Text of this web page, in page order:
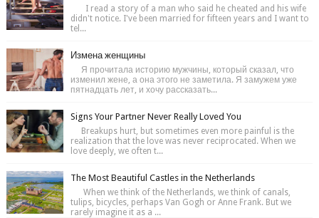
I read a story of a man who said he cheated and his wife
didn't notice. I've been married for fifteen years and I want to
tel...
Измена женщины
Я прочитала историю мужчины, который сказал, что
изменил жене, а она этого не заметила. Я замужем уже
пятнадцать лет, и хочу рассказать...
Signs Your Partner Never Really Loved You
Breakups hurt, but sometimes even more painful is the
realization that the love was never reciprocated. When we
love deeply, we often t...
The Most Beautiful Castles in the Netherlands
When we think of the Netherlands, we think of canals,
tulips, bicycles, perhaps Van Gogh or Anne Frank. But we
rarely imagine it as a ...